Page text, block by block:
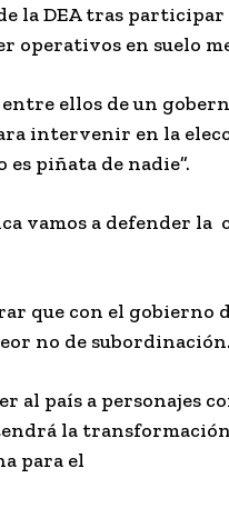
la DEA tras
operativos en suelo
ellos de un
intervenir en la
piñata de nadie”.
vamos a defender la
que con el gobierno
no de subordinación.
país a personajes
la
para el